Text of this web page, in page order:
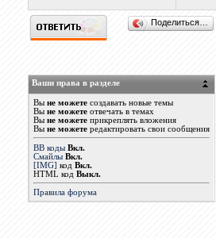
Поделиться…
Ваши права в разделе
Вы не можетесоздавать новые темы
Вы не можетеотвечать в темах
Вы не можетеприкреплять вложения
Вы не можетередактировать свои сообщения
BB коды Вкл.
Смайлы Вкл.
[IMG] код Вкл.
HTML код Выкл.
Правила форума